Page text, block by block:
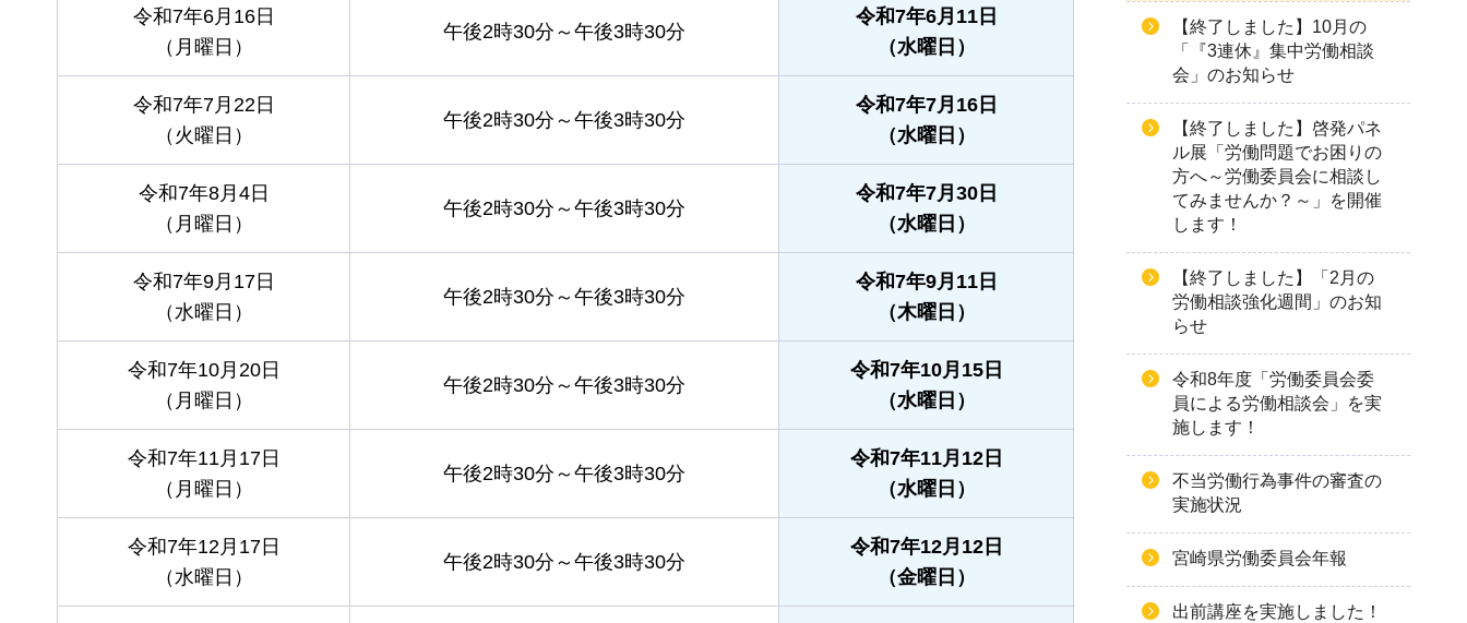
令和7年6月16日
（月曜日）
午後2時30分～午後3時30分
令和7年6月11日
（水曜日）
令和7年7月22日
（火曜日）
午後2時30分～午後3時30分
令和7年7月16日
（水曜日）
令和7年8月4日
（月曜日）
午後2時30分～午後3時30分
令和7年7月30日
（水曜日）
令和7年9月17日
（水曜日）
午後2時30分～午後3時30分
令和7年9月11日
（木曜日）
令和7年10月20日
（月曜日）
午後2時30分～午後3時30分
令和7年10月15日
（水曜日）
令和7年11月17日
（月曜日）
午後2時30分～午後3時30分
令和7年11月12日
（水曜日）
令和7年12月17日
（水曜日）
午後2時30分～午後3時30分
令和7年12月12日
（金曜日）
【終了しました】10月の
「『3連休』集中労働相談
会」のお知らせ
【終了しました】啓発パネ
ル展「労働問題でお困りの
方へ～労働委員会に相談し
てみませんか？～」を開催
します！
【終了しました】「2月の
労働相談強化週間」のお知
らせ
令和8年度「労働委員会委
員による労働相談会」を実
施します！
不当労働行為事件の審査の
実施状況
宮崎県労働委員会年報
出前講座を実施しました！